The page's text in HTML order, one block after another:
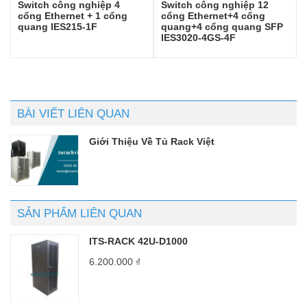
Switch công nghiệp 4
cổng Ethernet + 1 cổng
quang IES215-1F
Switch công nghiệp 12
cổng Ethernet+4 cổng
quang+4 cổng quang SFP
IES3020-4GS-4F
BÀI VIẾT LIÊN QUAN
Giới Thiệu Về Tủ Rack Việt
SẢN PHẨM LIÊN QUAN
ITS-RACK 42U-D1000
6.200.000 ₫